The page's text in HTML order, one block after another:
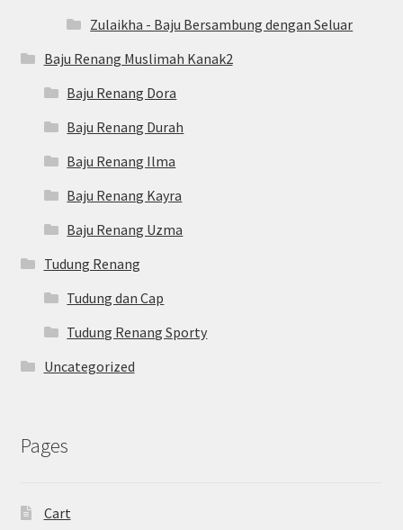
Zulaikha - Baju Bersambung dengan Seluar
Baju Renang Muslimah Kanak2
Baju Renang Dora
Baju Renang Durah
Baju Renang Ilma
Baju Renang Kayra
Baju Renang Uzma
Tudung Renang
Tudung dan Cap
Tudung Renang Sporty
Uncategorized
Pages
Cart